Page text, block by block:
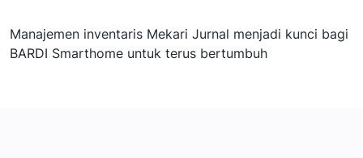
Manajemen inventaris Mekari Jurnal menjadi kunci bagi
BARDI Smarthome untuk terus bertumbuh